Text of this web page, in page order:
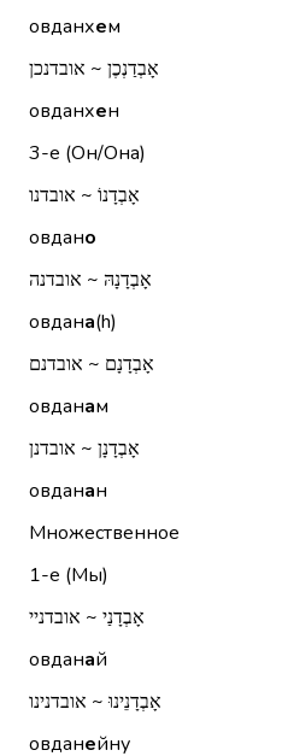
овданхем
אָבְדַנְכֶן ~ אובדנכן
овданхен
3-е (Он/Она)
אָבְדָנוֹ ~ אובדנו
овдано
אָבְדָנָהּ ~ אובדנה
овдана(h)
אָבְדָנָם ~ אובדנם
овданам
אָבְדָנָן ~ אובדנן
овданан
Множественное
1-е (Мы)
אָבְדָנַי ~ אובדניי
овданай
אָבְדָנֵינוּ ~ אובדנינו
овданейну